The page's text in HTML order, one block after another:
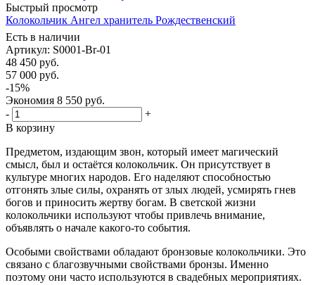
Быстрый просмотр
Колокольчик Ангел хранитель Рождественский
Есть в наличии
Артикул: S0001-Br-01
48 450 руб.
57 000 руб.
-15%
Экономия 8 550 руб.
-
+
В корзину
Предметом, издающим звон, который имеет магический
смысл, был и остаётся колокольчик. Он присутствует в
культуре многих народов. Его наделяют способностью
отгонять злые силы, охранять от злых людей, усмирять гнев
богов и приносить жертву богам. В светской жизни
колокольчики используют чтобы привлечь внимание,
объявлять о начале какого-то события.
Особыми свойствами обладают бронзовые колокольчики. Это
связано с благозвучными свойствами бронзы. Именно
поэтому они часто используются в свадебных мероприятиях.